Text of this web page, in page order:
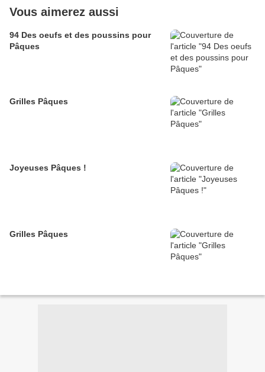
Vous aimerez aussi
94 Des oeufs et des poussins pour
Pâques
Grilles Pâques
Joyeuses Pâques !
Grilles Pâques